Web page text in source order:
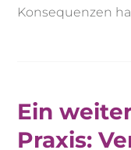
Konsequenzen
Ein
Praxis: